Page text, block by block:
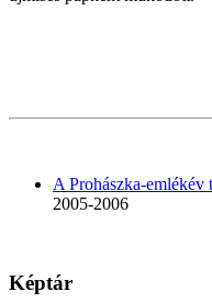
A Prohászka-emlékév
2005-2006
Képtár